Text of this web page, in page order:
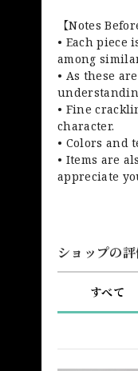
【Notes
• Each
among
• As these
• Fine
character.
• Colors and
• Items are
appreciate
ショップの
すべて